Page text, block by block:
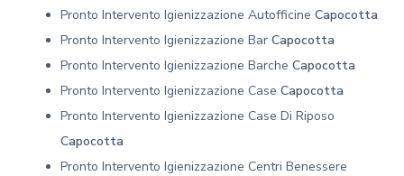
Pronto Intervento Igienizzazione Autofficine Capocotta
Pronto Intervento Igienizzazione Bar Capocotta
Pronto Intervento Igienizzazione Barche Capocotta
Pronto Intervento Igienizzazione Case Capocotta
Pronto Intervento Igienizzazione Case Di Riposo
Capocotta
Pronto Intervento Igienizzazione Centri Benessere